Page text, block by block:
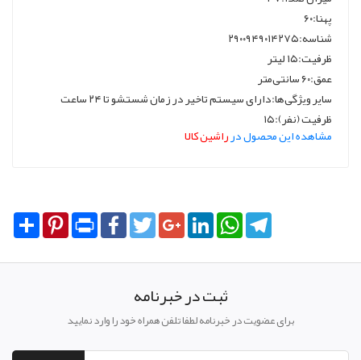
پهنا:۶۰
شناسه:۲۹۰۰۹۴۹۰۱۴۲۷۵
ظرفیت:۱۵ لیتر
عمق:۶۰ سانتی‌متر
سایر ویژگی‌ها:دارای سیستم تاخیر در زمان شستشو تا ۲۴ ساعت
ظرفیت (نفر):۱۵
مشاهده این محصول درراشین کالا
Share PinterestPrint FacebookTwitterGoogle+LinkedInWhatsApp
ثبت در خبرنامه
برای عضویت در خبرنامه لطفا تلفن همراه خود را وارد نمایید